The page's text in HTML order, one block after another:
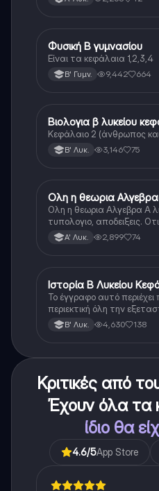
Φυσική
Φυσική Β γυμνασίου
Είναι τα κεφάλαια 1,2,3,4
Β' Γυμν. 9,442 664
Βιολογία
Βιολογια β λυκείου
Κεφάλαιο 2 (άνθρωπος
Β' Λυκ. 3,146 75
Μαθηματικά
Ολη η θεωρια
Ολη η θεωρια Αλγεβρα Α
τυπολογιο, αποδειξεις.
για το θεωρητικο κομματι
Α' Λυκ. 2,899 74
Ιστορία
Ιστορία Β Λυκείου
Το έγγραφο αυτό περιέχει
περιεκτική όλη την
λυκείου για τα πρώτα 3 Κεφάλαια,
μισή ύλη. Το έγγραφο έχει
Β' Λυκ. 4,630 138
Κριτικές από
Έχουν όλα
ίδιο θα
4.6/5App Store